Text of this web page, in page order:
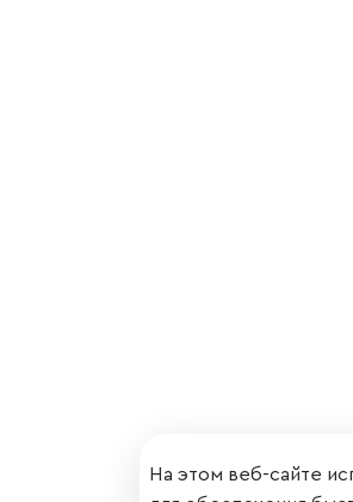
На этом веб-сайте